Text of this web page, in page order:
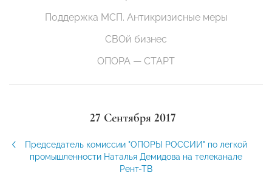
Поддержка МСП. Антикризисные меры
СВОй бизнес
ОПОРА — СТАРТ
27 Сентября 2017
Председатель комиссии "ОПОРЫ РОССИИ" по легкой
промышленности Наталья Демидова на телеканале
Рент-ТВ